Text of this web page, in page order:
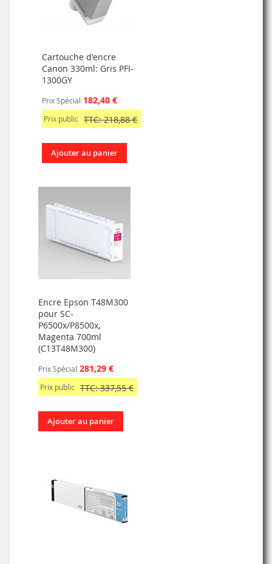
Cartouche d'encre
Canon 330ml: Gris PFI-
1300GY
Prix Spécial 182,40 €
Prix public TTC: 218,88 €
Ajouter au panier
Encre Epson T48M300
pour SC-
P6500x/P8500x,
Magenta 700ml
(C13T48M300)
Prix Spécial 281,29 €
Prix public TTC: 337,55 €
Ajouter au panier